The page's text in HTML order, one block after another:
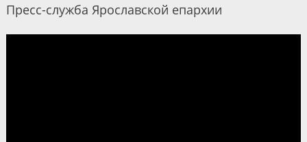
Пресс-служба Ярославской епархии